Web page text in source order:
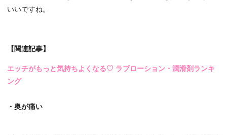
いいですね。
【関連記事】
エッチがもっと気持ちよくなる♡ ラブローション・潤滑剤ランキ
ング
・奥が痛い